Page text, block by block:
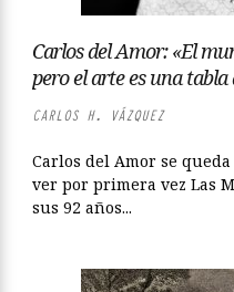
Carlos del Amor: «El
pero el arte es una tabla
CARLOS H. VÁZQUEZ
Carlos del Amor se
ver por primera vez Las
sus 92 años...